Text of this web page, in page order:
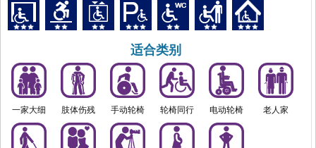
适合类别
一家大细 肢体伤残 手动轮椅 轮椅同行 电动轮椅 老人家